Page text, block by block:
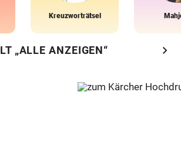
Kreuzworträtsel
„ALLE ANZEIGEN“ chevron_right